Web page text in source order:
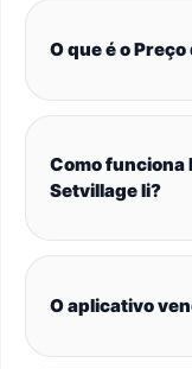
O que é o Preço
Como funciona
Setvillage Ii?
O aplicativo